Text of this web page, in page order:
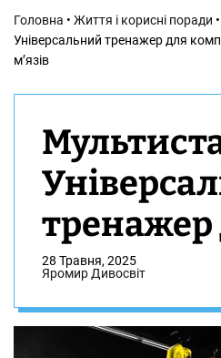
Головна • Життя і корисні поради •
Універсальний тренажер для
м’язів
тренажер
розвитку
груп
28 Травня, 2025
Яромир Дивосвіт